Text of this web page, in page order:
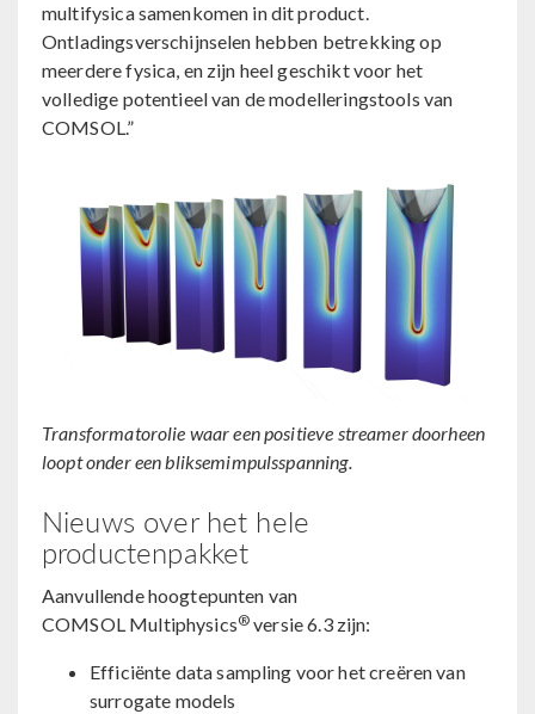
multifysica samenkomen in dit product.
Ontladingsverschijnselen hebben betrekking op
meerdere fysica, en zijn heel geschikt voor het
volledige potentieel van de modelleringstools van
COMSOL.”
Transformatorolie waar een positieve streamer doorheen
loopt onder een bliksemimpulsspanning.
Nieuws over het hele
productenpakket
Aanvullende hoogtepunten van
COMSOL Multiphysics® versie 6.3 zijn:
Efficiënte data sampling voor het creëren van
surrogate models